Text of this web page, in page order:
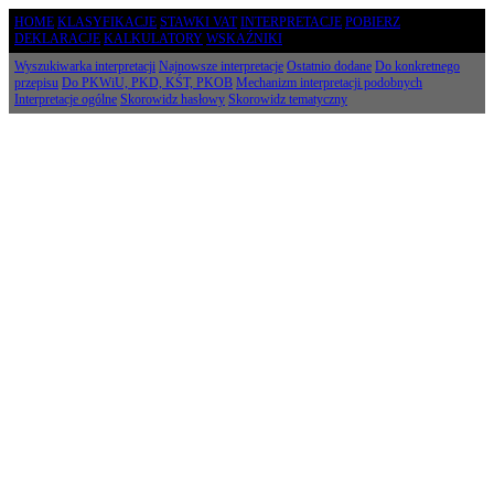
HOME KLASYFIKACJE STAWKI VAT INTERPRETACJE POBIERZ
DEKLARACJE KALKULATORY WSKAŹNIKI
Wyszukiwarka interpretacji Najnowsze interpretacje Ostatnio dodane Do konkretnego
przepisu Do PKWiU, PKD, KŚT, PKOB Mechanizm interpretacji podobnych
Interpretacje ogólne Skorowidz hasłowy Skorowidz tematyczny